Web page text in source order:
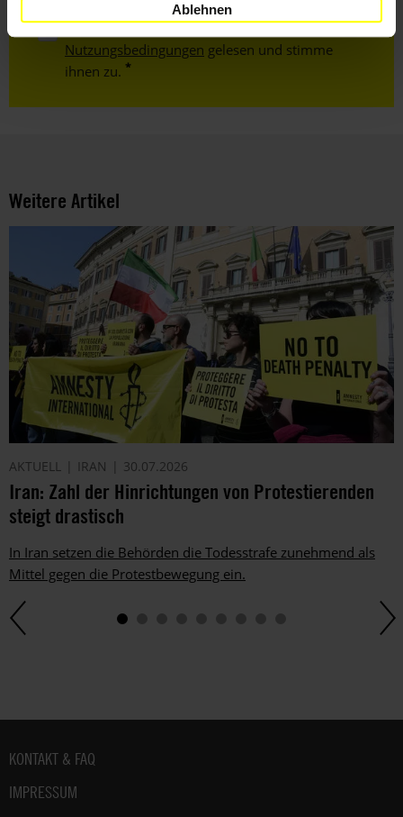
Ablehnen
Ich habe dieDatenschutzrichtlinieund die
Nutzungsbedingungen gelesen und stimme
ihnen zu.
Weitere Artikel
AKTUELL IRAN 30.07.2026
Iran: Zahl der Hinrichtungen von Protestierenden
steigt drastisch
In Iran setzen die Behörden die Todesstrafe zunehmend als
Mittel gegen die Protestbewegung ein.
Fußbereich
KONTAKT & FAQ
IMPRESSUM